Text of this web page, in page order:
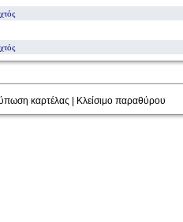
καρτέλας Κλείσιμο παραθύρου